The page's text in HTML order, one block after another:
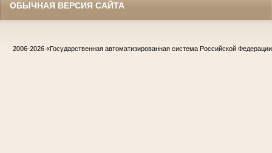
ОБЫЧНАЯ ВЕРСИЯ САЙТА
2006-2026 «Государственная автоматизированная система Российской